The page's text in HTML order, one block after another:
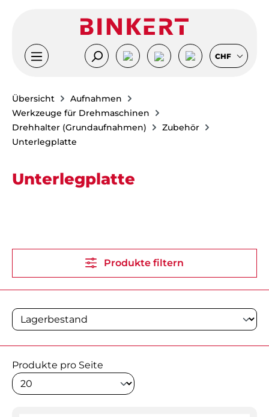
CHF
Übersicht
Aufnahmen
Werkzeuge für Drehmaschinen
Drehhalter (Grundaufnahmen)
Zubehör
Unterlegplatte
Unterlegplatte
Produkte filtern
Produkte pro Seite